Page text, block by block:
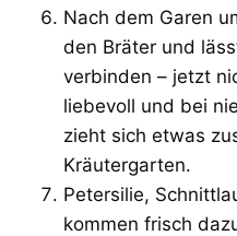
Nach dem Garen
den Bräter und
verbinden – jetzt
liebevoll und bei
zieht sich etwas
Kräutergarten.
Petersilie,
kommen frisch